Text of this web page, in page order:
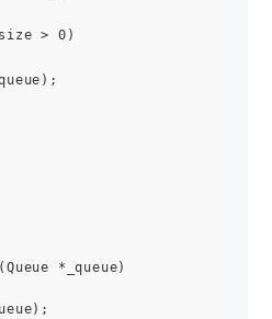
> 0)
*_queue)